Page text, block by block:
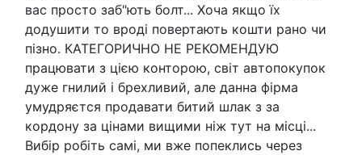
вас просто заб"ють болт... Хоча якщо їх
додушити то вроді повертають кошти рано чи
пізно. КАТЕГОРИЧНО НЕ РЕКОМЕНДУЮ
працювати з цією конторою, світ автопокупок
дуже гнилий і брехливий, але данна фірма
умудряєтся продавати битий шлак з за
кордону за цінами вищими ніж тут на місці...
Вибір робіть самі, ми вже попеклись через